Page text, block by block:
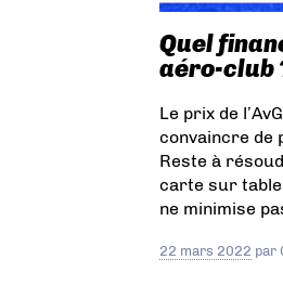
Quel
aéro-club
Le prix de
convaincre de
Reste à
carte sur
ne minimise
22 mars 2022 par